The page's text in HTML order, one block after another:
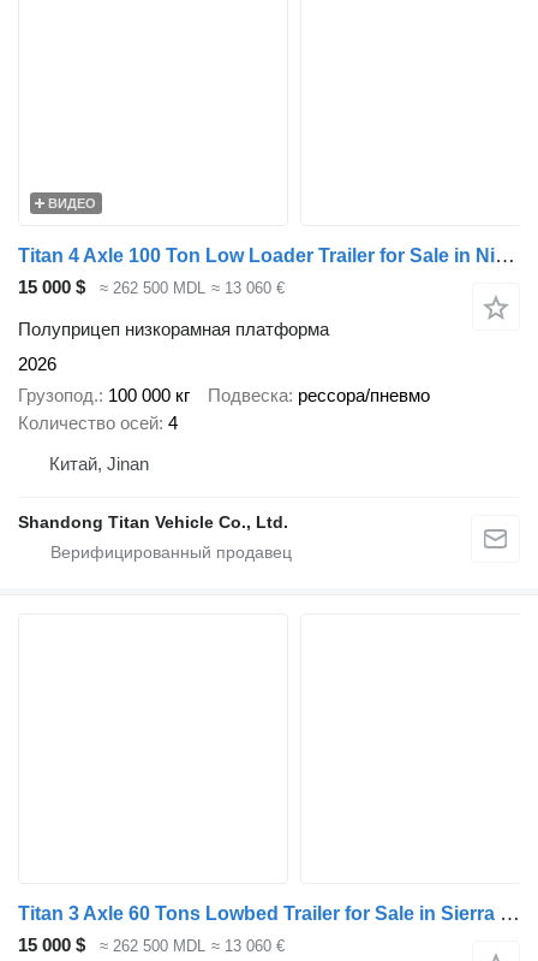
ВИДЕО
Titan 4 Axle 100 Ton Low Loader Trailer for Sale in Nigeria
15 000 $ ≈ 262 500 MDL ≈ 13 060 €
Полуприцеп низкорамная платформа
2026
Грузопод. 100 000 кг Подвеска рессора/пневмо
Количество осей 4
Китай, Jinan
Shandong Titan Vehicle Co., Ltd.
Titan 3 Axle 60 Tons Lowbed Trailer for Sale in Sierra Leone
15 000 $ ≈ 262 500 MDL ≈ 13 060 €